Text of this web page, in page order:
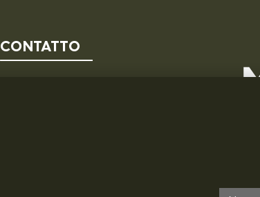
CONTATTO